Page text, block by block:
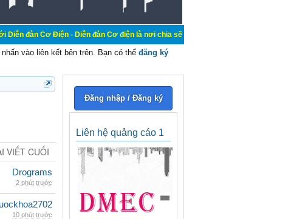
Cơ Điện - Diễn đàn Cơ điện là nơi chia sẽ kiến thức kinh nghiệm trong lãnh
nhấn vào liên kết bên trên. Bạn có thể đăng ký
VIẾT CUỐI
Drograms
2 phút trước
10 phút trước
Đăng nhập / Đăng ký
Liên hệ quảng cáo 1